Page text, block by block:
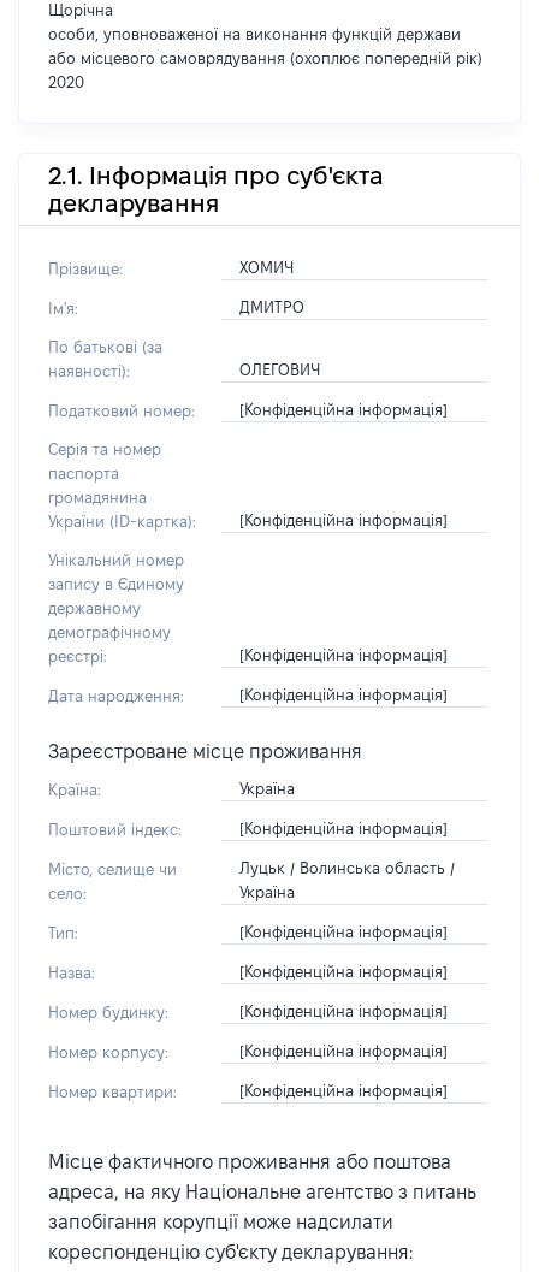
Щорічна
особи, уповноваженої на виконання функцій держави
або місцевого самоврядування (охоплює попередній рік)
2020
2.1. Інформація про суб'єкта
декларування
Прізвище: ХОМИЧ
Ім'я: ДМИТРО
По батькові (за
наявності):
ОЛЕГОВИЧ
Податковий номер: [Конфіденційна інформація]
Серія та номер
паспорта
громадянина
України (ID-картка):
[Конфіденційна інформація]
Унікальний номер
запису в Єдиному
державному
демографічному
реєстрі:
[Конфіденційна інформація]
Дата народження: [Конфіденційна інформація]
Зареєстроване місце проживання
Країна: Україна
Поштовий індекс: [Конфіденційна інформація]
Місто, селище чи
село:
Луцьк / Волинська область /
Україна
Тип: [Конфіденційна інформація]
Назва: [Конфіденційна інформація]
Номер будинку: [Конфіденційна інформація]
Номер корпусу: [Конфіденційна інформація]
Номер квартири: [Конфіденційна інформація]
Місце фактичного проживання або поштова
адреса, на яку Національне агентство з питань
запобігання корупції може надсилати
кореспонденцію суб'єкту декларування: